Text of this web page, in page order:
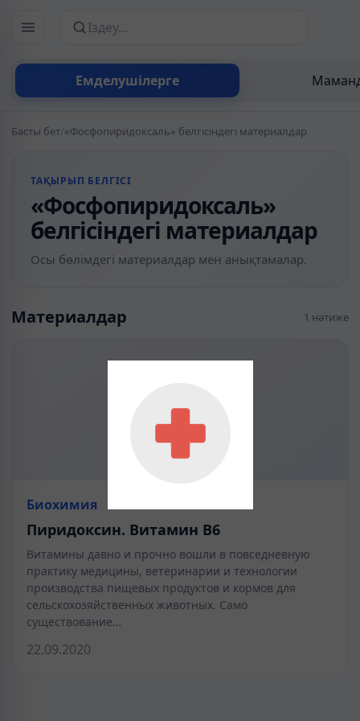
Емделушілерге
Сайттан іздеу
Басты бет/«Фосфопиридоксаль» белгісіндегі материалдар
ТАҚЫРЫП БЕЛГІСІ
«Фосфопиридоксаль»
белгісіндегі материалдар
Осы бөлімдегі материалдар мен анықтамалар.
Материалдар 1 нәтиже
Биохимия
Пиридоксин. Витамин В6
Витамины давно и прочно вошли в повседневную
практику медицины, ветеринарии и технологии
производства пищевых продуктов и кормов для
сельскохозяйственных животных. Само
существование…
22.09.2020